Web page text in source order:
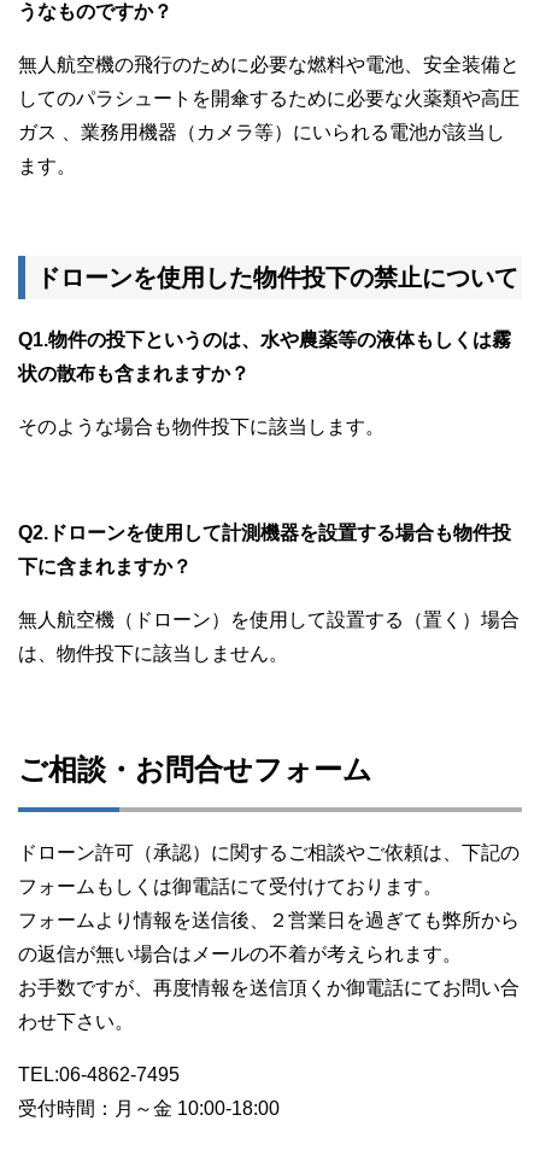
うなものですか？
無人航空機の飛行のために必要な燃料や電池、安全装備と
してのパラシュートを開傘するために必要な火薬類や高圧
ガス 、業務用機器（カメラ等）にいられる電池が該当し
ます。
ドローンを使用した物件投下の禁止について
Q1.物件の投下というのは、水や農薬等の液体もしくは霧
状の散布も含まれますか？
そのような場合も物件投下に該当します。
Q2.ドローンを使用して計測機器を設置する場合も物件投
下に含まれますか？
無人航空機（ドローン）を使用して設置する（置く）場合
は、物件投下に該当しません。
ご相談・お問合せフォーム
ドローン許可（承認）に関するご相談やご依頼は、下記の
フォームもしくは御電話にて受付けております。
フォームより情報を送信後、２営業日を過ぎても弊所から
の返信が無い場合はメールの不着が考えられます。
お手数ですが、再度情報を送信頂くか御電話にてお問い合
わせ下さい。
TEL:06-4862-7495
受付時間：月～金 10:00-18:00